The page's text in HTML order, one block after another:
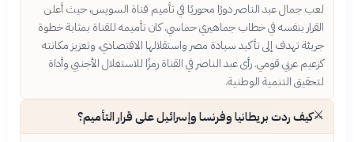
لعب جمال عبد الناصر دورًا محوريًا في تأميم قناة السويس، حيث أعلن
القرار بنفسه في خطاب جماهيري حماسي. كان تأميمه للقناة بمثابة خطوة
جريئة تهدف إلى تأكيد سيادة مصر واستقلالها الاقتصادي، وتعزيز مكانته
كزعيم عربي قومي. رأى عبد الناصر في القناة رمزًا للاستغلال الأجنبي وأداة
لتحقيق التنمية الوطنية.
⚔️كيف ردت بريطانيا وفرنسا وإسرائيل على قرار التأميم؟